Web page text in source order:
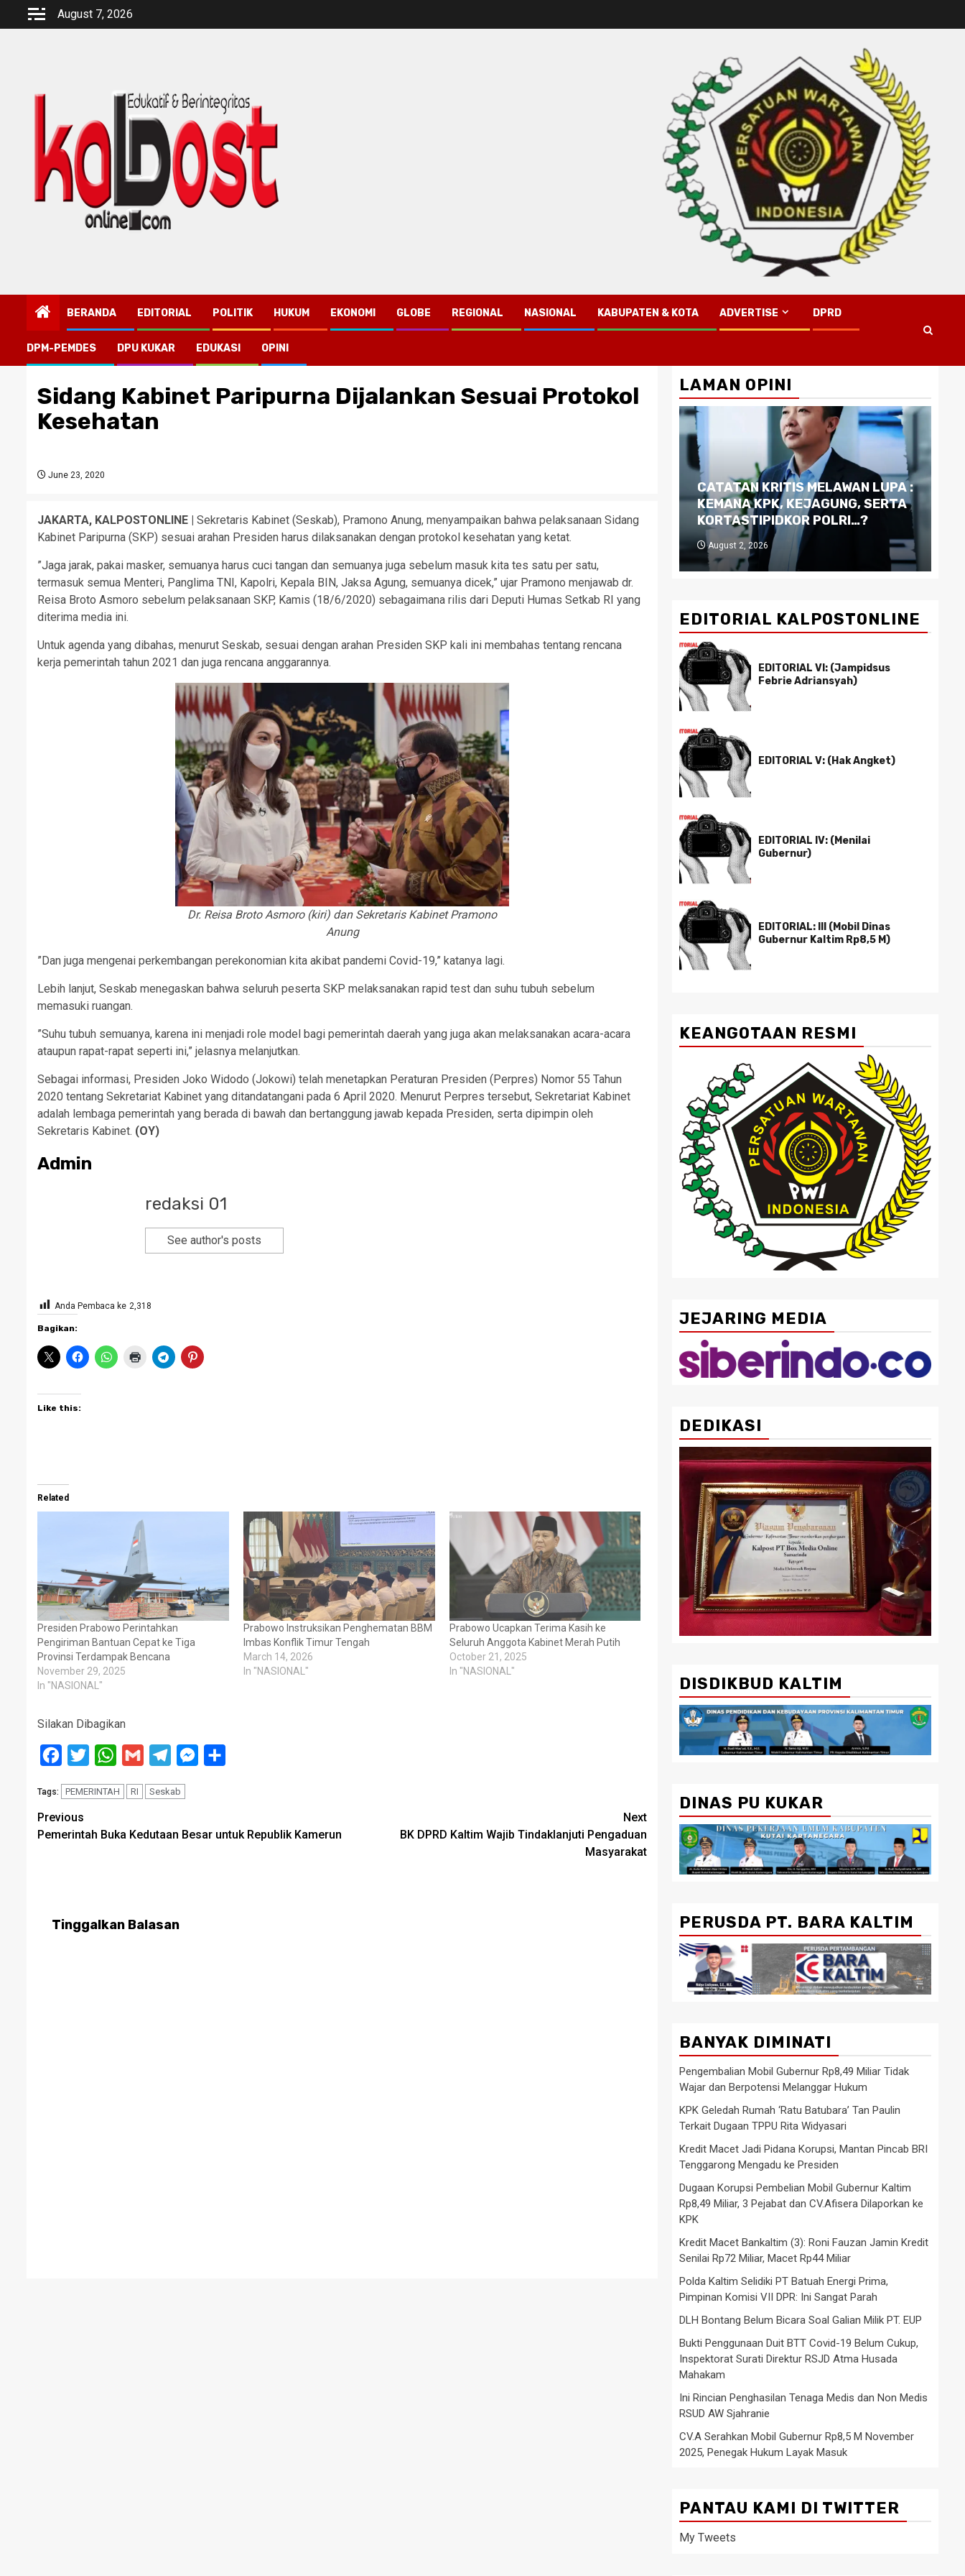
August 7, 2026
BERANDA EDITORIAL POLITIK HUKUM EKONOMI GLOBE REGIONAL NASIONAL KABUPATEN & KOTA ADVERTISE DPRD
DPM-PEMDES DPU KUKAR EDUKASI OPINI
Sidang Kabinet Paripurna Dijalankan Sesuai Protokol
Kesehatan
June 23, 2020
JAKARTA, KALPOSTONLINE | Sekretaris Kabinet (Seskab), Pramono Anung, menyampaikan bahwa pelaksanaan Sidang
Kabinet Paripurna (SKP) sesuai arahan Presiden harus dilaksanakan dengan protokol kesehatan yang ketat.
”Jaga jarak, pakai masker, semuanya harus cuci tangan dan semuanya juga sebelum masuk kita tes satu per satu,
termasuk semua Menteri, Panglima TNI, Kapolri, Kepala BIN, Jaksa Agung, semuanya dicek,” ujar Pramono menjawab dr.
Reisa Broto Asmoro sebelum pelaksanaan SKP, Kamis (18/6/2020) sebagaimana rilis dari Deputi Humas Setkab RI yang
diterima media ini.
Untuk agenda yang dibahas, menurut Seskab, sesuai dengan arahan Presiden SKP kali ini membahas tentang rencana
kerja pemerintah tahun 2021 dan juga rencana anggarannya.
Dr. Reisa Broto Asmoro (kiri) dan Sekretaris Kabinet Pramono
Anung
”Dan juga mengenai perkembangan perekonomian kita akibat pandemi Covid-19,” katanya lagi.
Lebih lanjut, Seskab menegaskan bahwa seluruh peserta SKP melaksanakan rapid test dan suhu tubuh sebelum
memasuki ruangan.
”Suhu tubuh semuanya, karena ini menjadi role model bagi pemerintah daerah yang juga akan melaksanakan acara-acara
ataupun rapat-rapat seperti ini,” jelasnya melanjutkan.
Sebagai informasi, Presiden Joko Widodo (Jokowi) telah menetapkan Peraturan Presiden (Perpres) Nomor 55 Tahun
2020 tentang Sekretariat Kabinet yang ditandatangani pada 6 April 2020. Menurut Perpres tersebut, Sekretariat Kabinet
adalah lembaga pemerintah yang berada di bawah dan bertanggung jawab kepada Presiden, serta dipimpin oleh
Sekretaris Kabinet. (OY)
Admin
redaksi 01
See author's posts
Anda Pembaca ke 2,318
Bagikan:
Like this:
Related
Presiden Prabowo Perintahkan
Pengiriman Bantuan Cepat ke Tiga
Provinsi Terdampak Bencana
November 29, 2025
In "NASIONAL"
Prabowo Instruksikan Penghematan BBM
Imbas Konflik Timur Tengah
March 14, 2026
In "NASIONAL"
Prabowo Ucapkan Terima Kasih ke
Seluruh Anggota Kabinet Merah Putih
October 21, 2025
In "NASIONAL"
Silakan Dibagikan
Facebook
Twitter WhatsApp
Gmail TelegramMessenger
Tags: PEMERINTAH RI Seskab
Post
navigation
Previous
Pemerintah Buka Kedutaan Besar untuk Republik Kamerun
Next
BK DPRD Kaltim Wajib Tindaklanjuti Pengaduan
Masyarakat
Tinggalkan Balasan
LAMAN OPINI
CATATAN KRITIS MELAWAN LUPA :
KEMANA KPK, KEJAGUNG, SERTA
KORTASTIPIDKOR POLRI…?
August 2, 2026
EDITORIAL KALPOSTONLINE
EDITORIAL VI: (Jampidsus
Febrie Adriansyah)
EDITORIAL V: (Hak Angket)
EDITORIAL IV: (Menilai
Gubernur)
EDITORIAL: III (Mobil Dinas
Gubernur Kaltim Rp8,5 M)
KEANGOTAAN RESMI
JEJARING MEDIA
DEDIKASI
DISDIKBUD KALTIM
DINAS PU KUKAR
PERUSDA PT. BARA KALTIM
BANYAK DIMINATI
Pengembalian Mobil Gubernur Rp8,49 Miliar Tidak
Wajar dan Berpotensi Melanggar Hukum
KPK Geledah Rumah ‘Ratu Batubara’ Tan Paulin
Terkait Dugaan TPPU Rita Widyasari
Kredit Macet Jadi Pidana Korupsi, Mantan Pincab BRI
Tenggarong Mengadu ke Presiden
Dugaan Korupsi Pembelian Mobil Gubernur Kaltim
Rp8,49 Miliar, 3 Pejabat dan CV.Afisera Dilaporkan ke
KPK
Kredit Macet Bankaltim (3): Roni Fauzan Jamin Kredit
Senilai Rp72 Miliar, Macet Rp44 Miliar
Polda Kaltim Selidiki PT Batuah Energi Prima,
Pimpinan Komisi VII DPR: Ini Sangat Parah
DLH Bontang Belum Bicara Soal Galian Milik PT. EUP
Bukti Penggunaan Duit BTT Covid-19 Belum Cukup,
Inspektorat Surati Direktur RSJD Atma Husada
Mahakam
Ini Rincian Penghasilan Tenaga Medis dan Non Medis
RSUD AW Sjahranie
CV.A Serahkan Mobil Gubernur Rp8,5 M November
2025, Penegak Hukum Layak Masuk
PANTAU KAMI DI TWITTER
My Tweets